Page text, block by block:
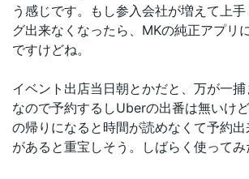
う感じです。もし参入会社が増えて上
グ出来なくなったら、MKの純正アプリ
ですけどね。
イベント出店当日朝とかだと、万が一
なので予約するしUberの出番は無いけ
の帰りになると時間が読めなくて予約
があると重宝しそう。しばらく使ってみ